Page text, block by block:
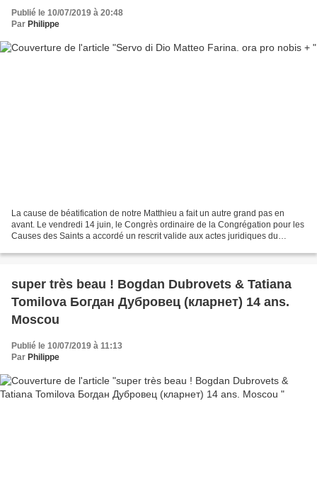
Publié le 10/07/2019 à 20:48
Par Philippe
La cause de béatification de notre Matthieu a fait un autre grand pas en
avant. Le vendredi 14 juin, le Congrès ordinaire de la Congrégation pour les
Causes des Saints a accordé un rescrit valide aux actes juridiques du
super très beau ! Bogdan Dubrovets & Tatiana
Tomilova Богдан Дубровец (кларнет) 14 ans.
Moscou
Publié le 10/07/2019 à 11:13
Par Philippe